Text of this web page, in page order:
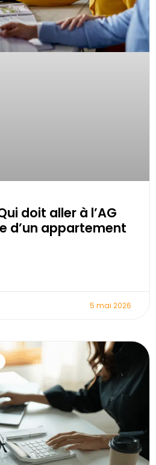
doit aller à l’AG
d’un appartement
5 mai 2026